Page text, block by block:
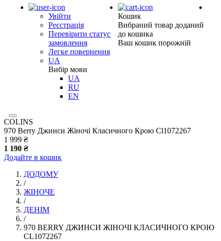
Увійти
Реєстрація
Перевірити статус
замовлення
Легке повернення
UA
Вибір мови
UA
RU
EN
Кошик
Вибраний товар доданий
до кошика
Ваш кошик порожній
COLINS
970 Berry Джинси Жіночі Класичного Крою Cl1072267
1 999 ₴
1 190 ₴
Додайте в кошик
ДОДОМУ
/
ЖІНОЧЕ
/
ДЕНІМ
/
970 BERRY ДЖИНСИ ЖІНОЧІ КЛАСИЧНОГО КРОЮ
CL1072267